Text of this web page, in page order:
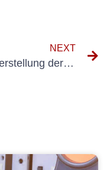
NEXT
Sicherstellung der Einhaltung der Prüfungsnormen DIN VDE 0100 in Elektroinstallationen